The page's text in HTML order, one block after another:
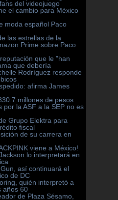
del videojuego
el cambio para México
moda español Paco
las estrellas de la
Prime sobre Paco
que le ”han
que debería
Rodríguez responde
afirma James
millones de pesos
por la ASF a la SEP no es
Grupo Elektra para
fiscal
de su carrera en
viene a México!
lo interpretará en
así continuará el
de DC
quién interpretó a
años 60
de Plaza Sésamo,